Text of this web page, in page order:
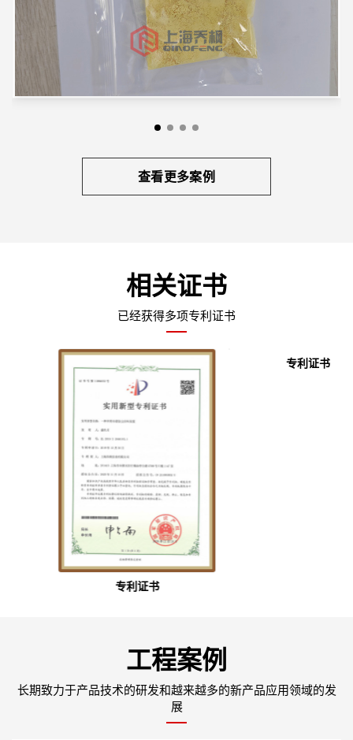
查看更多案例
相关证书
已经获得多项专利证书
工程案例
长期致力于产品技术的研发和越来越多的新产品应用领域的发
展